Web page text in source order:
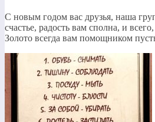
С новым годом вас друзья, наша
счастье, радость вам сполна, и
Золото всегда вам помощником